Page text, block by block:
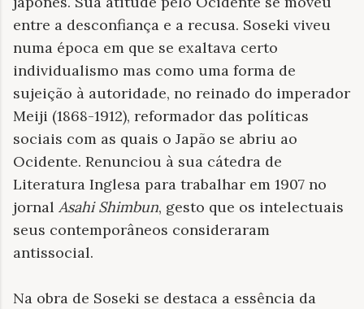
entre a desconfiança e a recusa. Soseki viveu
numa época em que se exaltava certo
individualismo mas como uma forma de
sujeição à autoridade, no reinado do imperador
Meiji (1868-1912), reformador das políticas
sociais com as quais o Japão se abriu ao
Ocidente. Renunciou à sua cátedra de
Literatura Inglesa para trabalhar em 1907 no
jornal Asahi Shimbun, gesto que os intelectuais
seus contemporâneos consideraram
antissocial.
Na obra de Soseki se destaca a essência da